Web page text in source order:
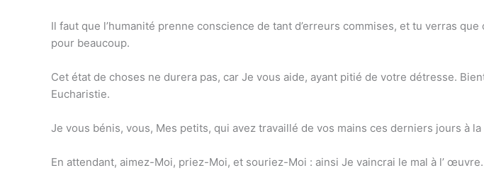
Il faut que l’humanité prenne conscience de tant d’erreurs commises, et tu verras
pour beaucoup.
Cet état de choses ne durera pas, car Je vous aide, ayant pitié de votre détresse.
Eucharistie.
Je vous bénis, vous, Mes petits, qui avez travaillé de vos mains ces derniers jours à
En attendant, aimez-Moi, priez-Moi, et souriez-Moi : ainsi Je vaincrai le mal à l’ œuvre.